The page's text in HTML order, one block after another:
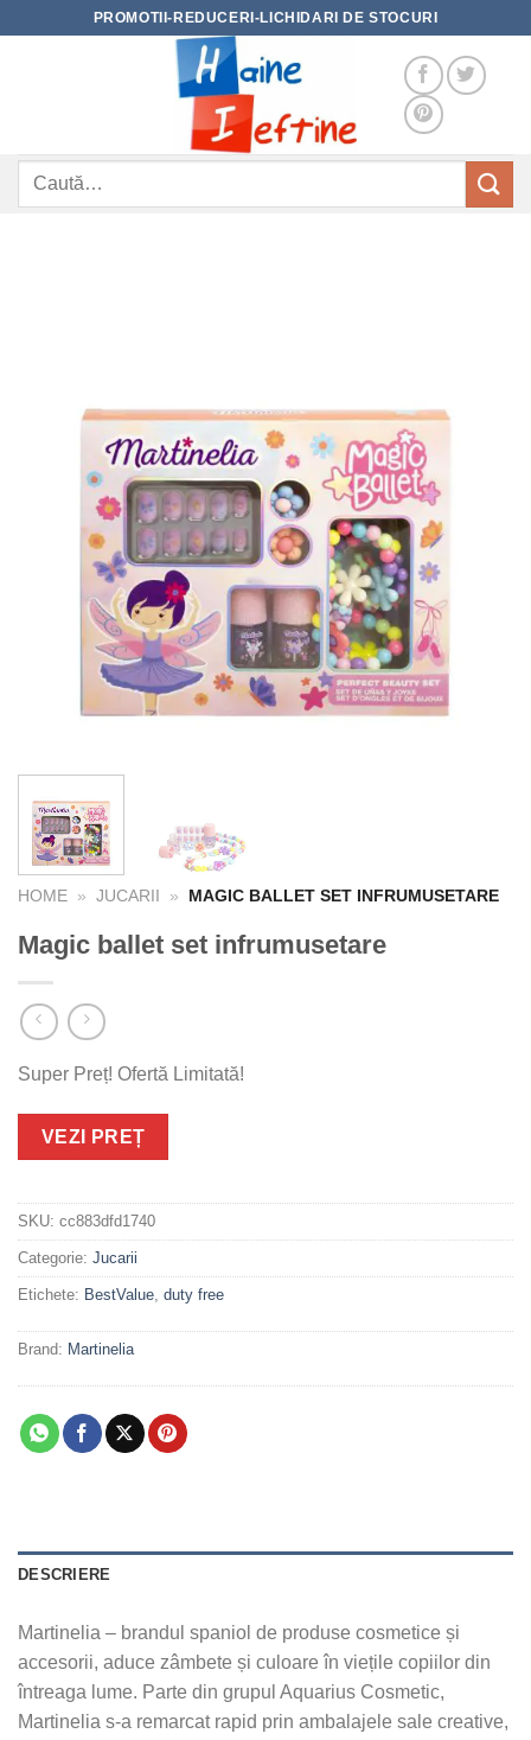
PROMOTII-REDUCERI-LICHIDARI DE STOCURI
Caută
HOME » JUCARII » MAGIC BALLET SET INFRUMUSETARE
Magic ballet set infrumusetare
Super Preț! Ofertă Limitată!
VEZI PREȚ
SKU: cc883dfd1740
Categorie: Jucarii
Etichete: BestValue, duty free
Brand: Martinelia
DESCRIERE
Martinelia – brandul spaniol de produse cosmetice și
accesorii, aduce zâmbete și culoare în viețile copiilor din
întreaga lume. Parte din grupul Aquarius Cosmetic,
Martinelia s-a remarcat rapid prin ambalajele sale creative,